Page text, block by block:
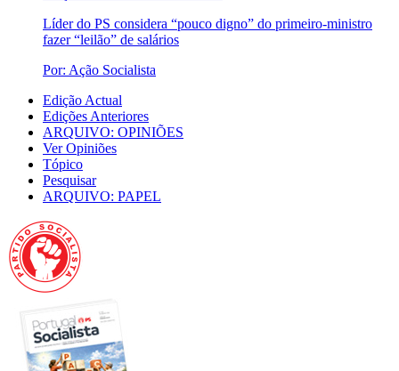
Líder do PS considera “pouco digno” do primeiro-ministro
fazer “leilão” de salários
Por: Ação Socialista
Edição Actual
Edições Anteriores
ARQUIVO: OPINIÕES
Ver Opiniões
Tópico
Pesquisar
ARQUIVO: PAPEL